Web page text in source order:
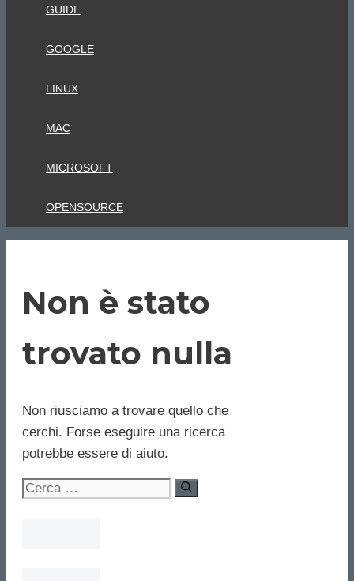
GUIDE
GOOGLE
LINUX
MAC
MICROSOFT
OPENSOURCE
Non è stato
trovato nulla
Non riusciamo a trovare quello che
cerchi. Forse eseguire una ricerca
potrebbe essere di aiuto.
Ricerca